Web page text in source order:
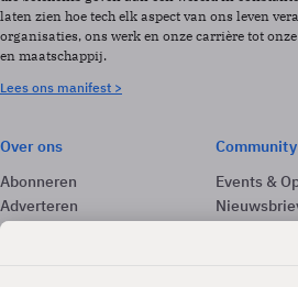
laten zien hoe tech elk aspect van ons leven
organisaties, ons werk en onze carrière tot
en maatschappij.
Lees ons manifest >
Over ons
Abonneren
Adverteren
Contact
Community
Events &